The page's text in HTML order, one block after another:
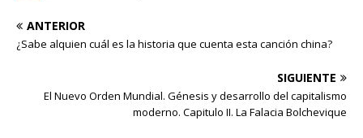
ANTERIOR
¿Sabe alquien cuál es la historia que cuenta esta canción china?
SIGUIENTE
El Nuevo Orden Mundial. Génesis y desarrollo del capitalismo
moderno. Capitulo II. La Falacia Bolchevique